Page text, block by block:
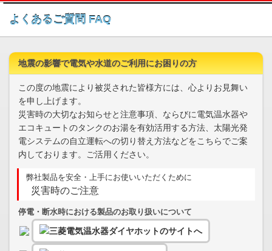
このページの本文へ
よくあるご質問 FAQ
地震の影響で電気や水道のご利用にお困りの方
この度の地震により被災された皆様方には、心よりお見舞い
を申し上げます。
災害時の大切なお知らせと注意事項、ならびに電気温水器や
エコキュートのタンクのお湯を有効活用する方法、太陽光発
電システムの自立運転への切り替え方法などをこちらでご案
内しております。ご活用ください。
弊社製品を安全・上手にお使いいただくために
災害時のご注意
停電・断水時における製品のお取り扱いについて